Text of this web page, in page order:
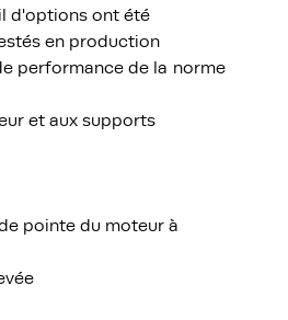
d'options ont été
en production
performance de la norme
et aux supports
pointe du moteur à